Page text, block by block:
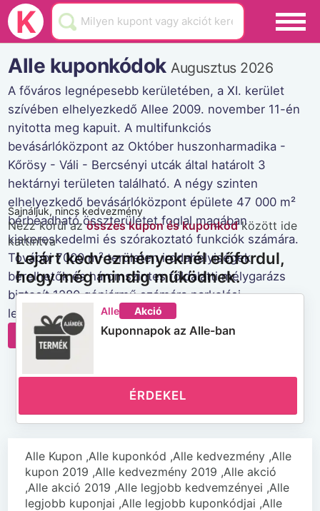
K
Black Friday
Hamarosan lejár
Üzletek
Blog
Akciók
Alle kuponkódokAugusztus 2026
A főváros legnépesebb kerületében, a XI. kerület
szívében elhelyezkedő Allee 2009. november 11-én
nyitotta meg kapuit. A multifunkciós
bevásárlóközpont az Október huszonharmadika -
Kőrösy - Váli - Bercsényi utcák által határolt 3
hektárnyi területen található. A négy szinten
elhelyezkedő bevásárlóközpont épülete 47 000 m²
bérbeadható összterületet foglal magában
kiskereskedelmi és szórakoztató funkciók számára.
További 7000 m² területen irodahelyiségek
bérelhetők és háromszintes földalatti mélygarázs
biztosít 1280 gépjármű számára parkolási
lehetőséget.
Alle weboldala
Sajnáljuk, nincs kedvezmény
Nézz körül azösszes kupon és kuponkódközött ide
kattintva
Lejárt kedvezményeknél előfordul,
hogy még mindig működnek.
Alle Akció
Kuponnapok az Alle-ban
ÉRDEKEL
Alle Kupon ,Alle kuponkód ,Alle kedvezmény ,Alle
kupon 2019 ,Alle kedvezmény 2019 ,Alle akció
,Alle akció 2019 ,Alle legjobb kedvemzényei ,Alle
legjobb kuponjai ,Alle legjobb kuponkódjai ,Alle